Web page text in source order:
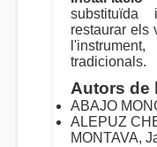
restaurar els
tradicionals.
Autors de
ABAJO
ALEPUZ
MONTAVA,